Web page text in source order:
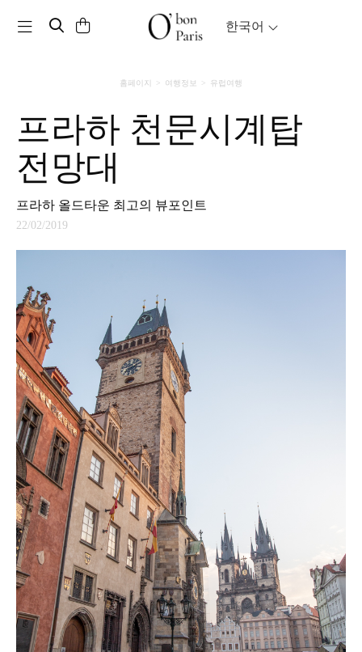
Toggle navigation 한국어
홈페이지 여행정보 유럽여행
프라하 천문시계탑
전망대
프라하 올드타운 최고의 뷰포인트
22/02/2019